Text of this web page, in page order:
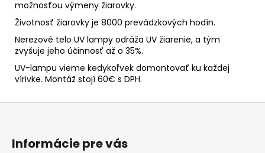
možnosťou výmeny žiarovky.
Životnosť žiarovky je 8000 prevádzkových hodín.
Nerezové telo UV lampy odráža UV žiarenie, a tým
zvyšuje jeho účinnosť až o 35%.
UV-lampu vieme kedykoľvek domontovať ku každej
vírivke. Montáž stojí 60€ s DPH.
Z
Informácie pre vás